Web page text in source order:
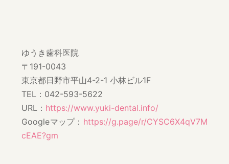
ゆうき歯科医院
〒191-0043
東京都日野市平山4-2-1 小林ビル1F
TEL：042-593-5622
URL： https://www.yuki-dental.info/
Googleマップ： https://g.page/r/CYSC6X4qV7M
cEAE?gm